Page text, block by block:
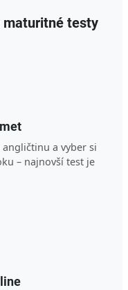
testy
a vyber si
– najnovší test je